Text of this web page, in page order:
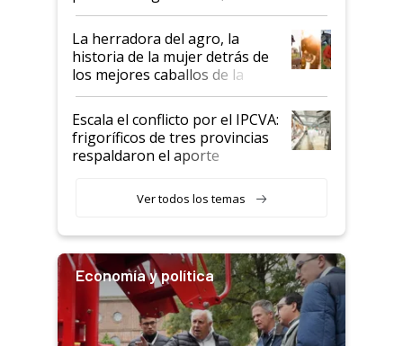
la iniciativa que ya reúne a 46
establecimientos en Argentina
La herradora del agro, la
historia de la mujer detrás de
los mejores caballos de la
Argentina y los mitos que
todavía hacen sufrir a estos
animales: "Mientras me
descalificaban, yo seguí
haciendo currículum"
Escala el conflicto por el IPCVA:
frigoríficos de tres provincias
respaldaron el aporte
Ver todos los temas
Economía y política